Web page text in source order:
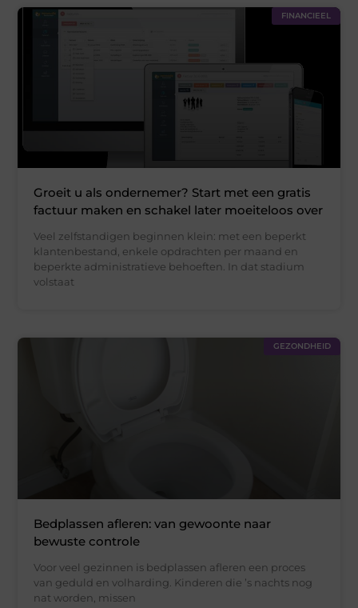
FINANCIEEL
Groeit u als ondernemer? Start met een gratis
factuur maken en schakel later moeiteloos over
Veel zelfstandigen beginnen klein: met een beperkt
klantenbestand, enkele opdrachten per maand en
beperkte administratieve behoeften. In dat stadium
volstaat
GEZONDHEID
Bedplassen afleren: van gewoonte naar
bewuste controle
Voor veel gezinnen is bedplassen afleren een proces
van geduld en volharding. Kinderen die ’s nachts nog
nat worden, missen